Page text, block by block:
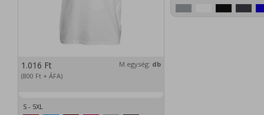
1.016 Ft
(800 Ft + ÁFA)
M.egység: db
S - 5XL